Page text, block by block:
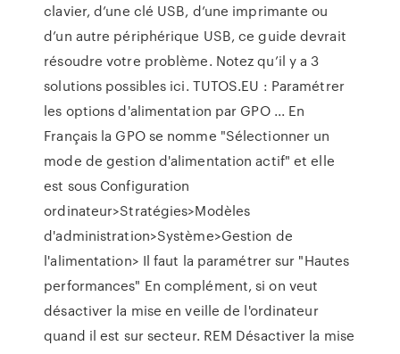
clavier, d’une clé USB, d’une imprimante ou
d’un autre périphérique USB, ce guide devrait
résoudre votre problème. Notez qu’il y a 3
solutions possibles ici. TUTOS.EU : Paramétrer
les options d'alimentation par GPO ... En
Français la GPO se nomme "Sélectionner un
mode de gestion d'alimentation actif" et elle
est sous Configuration
ordinateur>Stratégies>Modèles
d'administration>Système>Gestion de
l'alimentation> Il faut la paramétrer sur "Hautes
performances" En complément, si on veut
désactiver la mise en veille de l'ordinateur
quand il est sur secteur. REM Désactiver la mise